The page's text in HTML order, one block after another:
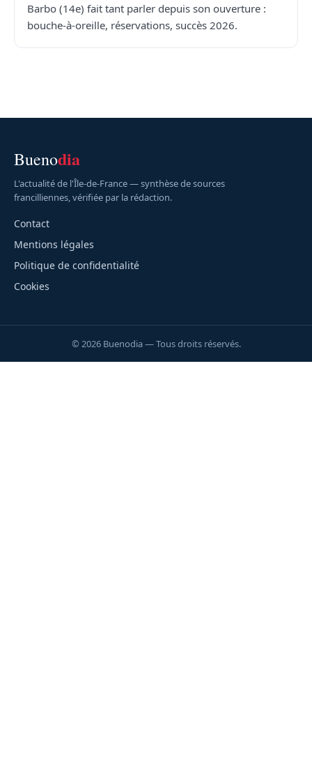
Barbo (14e) fait tant parler depuis son ouverture :
bouche-à-oreille, réservations, succès 2026.
Buenodia
L'actualité de l'Île-de-France — synthèse de sources
francilliennes, vérifiée par la rédaction.
Contact
Mentions légales
Politique de confidentialité
Cookies
© 2026 Buenodia — Tous droits réservés.